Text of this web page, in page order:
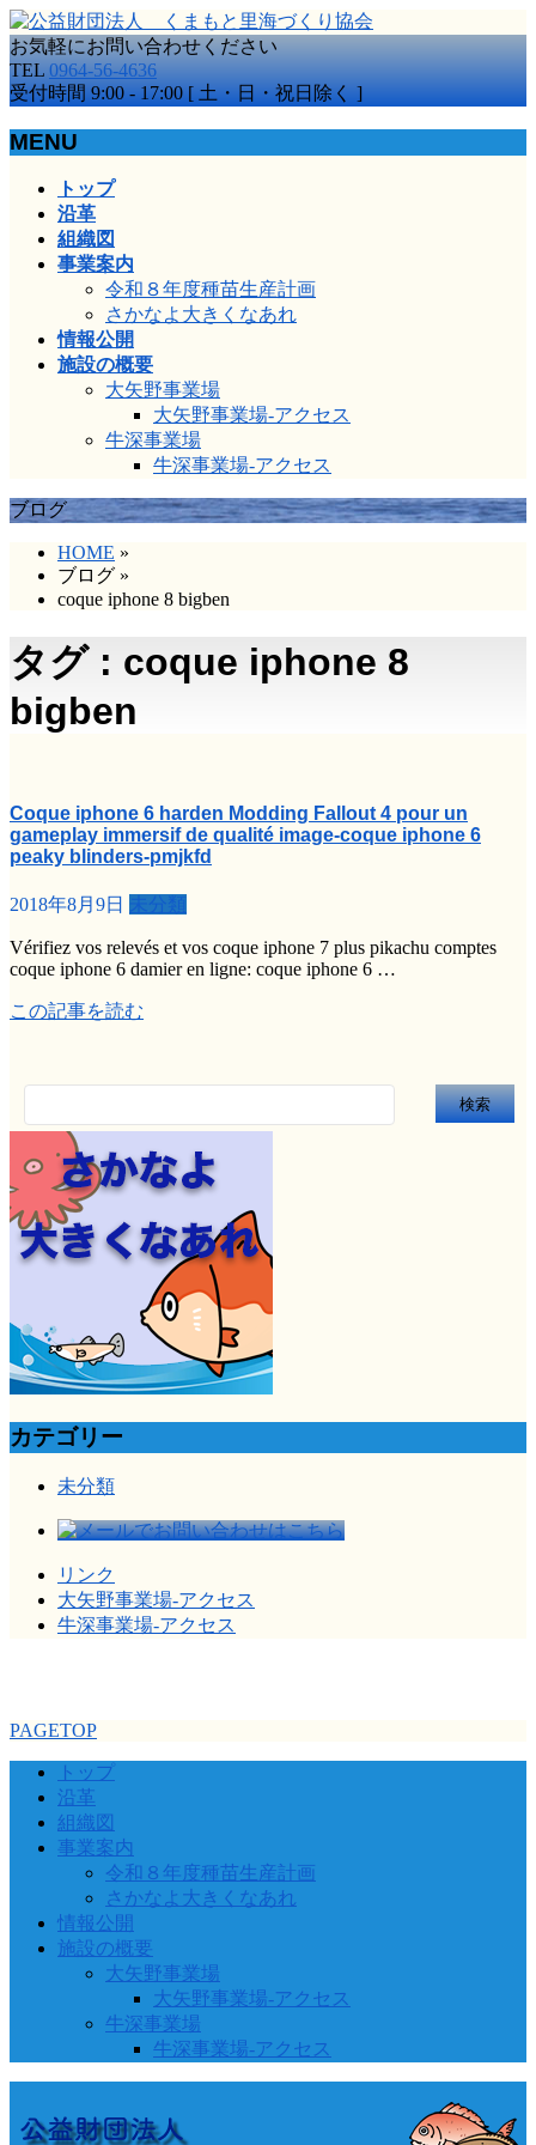
お気軽にお問い合わせください
TEL 0964-56-4636
受付時間 9:00 - 17:00 [ 土・日・祝日除く ]
MENU
トップ
沿革
組織図
事業案内
令和８年度種苗生産計画
さかなよ大きくなあれ
情報公開
施設の概要
大矢野事業場
大矢野事業場-アクセス
牛深事業場
牛深事業場-アクセス
ブログ
HOME »
ブログ »
coque iphone 8 bigben
タグ : coque iphone 8
bigben
Coque iphone 6 harden Modding Fallout 4 pour un
gameplay immersif de qualité image-coque iphone 6
peaky blinders-pmjkfd
2018年8月9日 未分類
Vérifiez vos relevés et vos coque iphone 7 plus pikachu comptes
coque iphone 6 damier en ligne: coque iphone 6 …
この記事を読む
索:
カテゴリー
未分類
リンク
大矢野事業場-アクセス
牛深事業場-アクセス
PAGETOP
トップ
沿革
組織図
事業案内
令和８年度種苗生産計画
さかなよ大きくなあれ
情報公開
施設の概要
大矢野事業場
大矢野事業場-アクセス
牛深事業場
牛深事業場-アクセス